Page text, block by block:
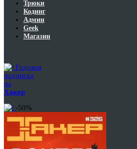
Трюки
Кодинг
Админ
Geek
Магазин
Годовая
подписка
на
Хакер
-50%